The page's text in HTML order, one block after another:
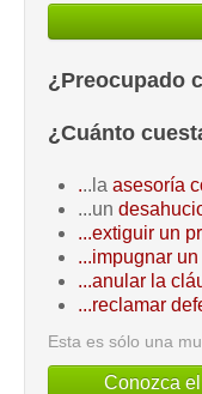
¿Preocupado
¿Cuánto
...la asesoría
...un
...extiguir un
...impugnar
...anular la
...reclamar
Esta es sólo una
Conozca